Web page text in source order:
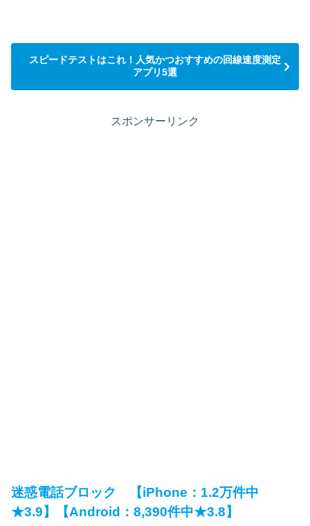
スピードテストはこれ！人気かつおすすめの回線速度測定
アプリ5選
スポンサーリンク
迷惑電話ブロック 【iPhone：1.2万件中
★3.9】【Android：8,390件中★3.8】